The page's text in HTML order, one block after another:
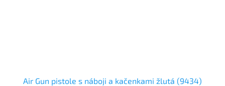
Air Gun pistole s náboji a kačenkami žlutá (9434)